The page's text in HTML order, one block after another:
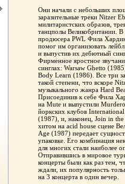
Они начали с небольших
заразительные треки Nitzer
милитаристских образов,
танцполы Великобритании.
продюсера PWL Фила
помог им организовать
и выпустив их дебютный
Фирменное яростное
синглах: Warsaw Ghetto
Body Learn (1986). Все три
такой степени, что вскоре
музыкального жанра Hard
Присоединив к себе Фила
на Mute и выпустили
йоркских клубов
(1987), и, наконец, Join in
хитом на acid house сцене
Age (1987) передает
упаковке. Его комбинация
для многих стали наиболее
Отправившись в мировое
концерты были как раз тем,
ждали, их популярность
на 3 концерта в один вечер.